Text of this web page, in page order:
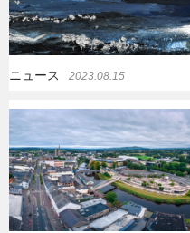
ニュース 2023.08.15